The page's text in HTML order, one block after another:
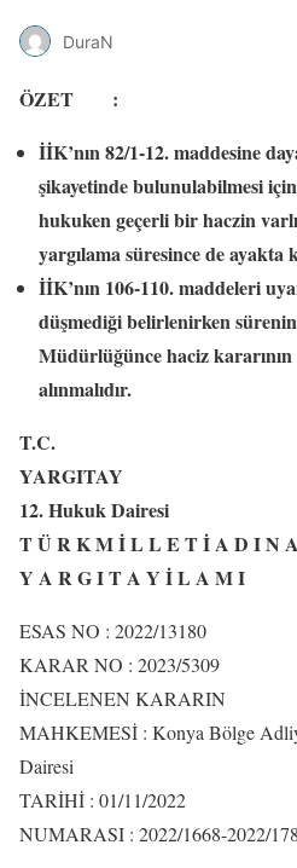
DuraN
ÖZET :
İİK’nın 82/1-12. maddesine
şikayetinde bulunulabilmesi
hukuken geçerli bir haczin
yargılama süresince de ayakta
İİK’nın 106-110. maddeleri
düşmediği belirlenirken
Müdürlüğünce haciz
alınmalıdır.
T.C.
YARGITAY
12. Hukuk Dairesi
T Ü R K M İ L L E T İ A D I N A
Y A R G I T A Y İ L A M I
ESAS NO : 2022/13180
KARAR NO : 2023/5309
İNCELENEN KARARIN
MAHKEMESİ : Konya Bölge
Dairesi
TARİHİ : 01/11/2022
NUMARASI : 2022/1668-2022/